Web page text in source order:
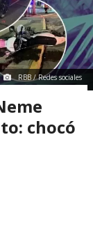
RBB / Redes sociales
chocó